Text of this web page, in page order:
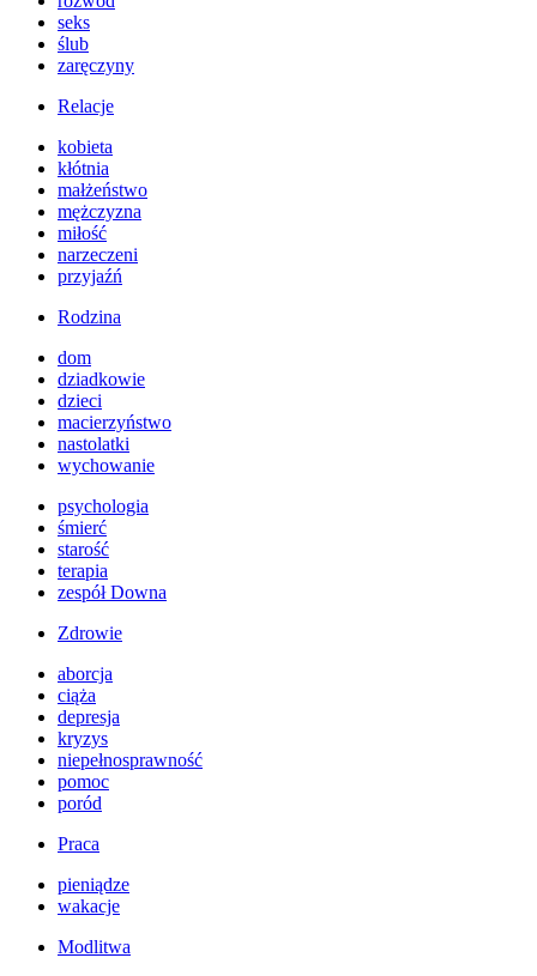
seks
ślub
zaręczyny
Relacje
kobieta
kłótnia
małżeństwo
mężczyzna
miłość
narzeczeni
przyjaźń
Rodzina
dom
dziadkowie
dzieci
macierzyństwo
nastolatki
wychowanie
psychologia
śmierć
starość
terapia
zespół Downa
Zdrowie
aborcja
ciąża
depresja
kryzys
niepełnosprawność
pomoc
poród
Praca
pieniądze
wakacje
Modlitwa